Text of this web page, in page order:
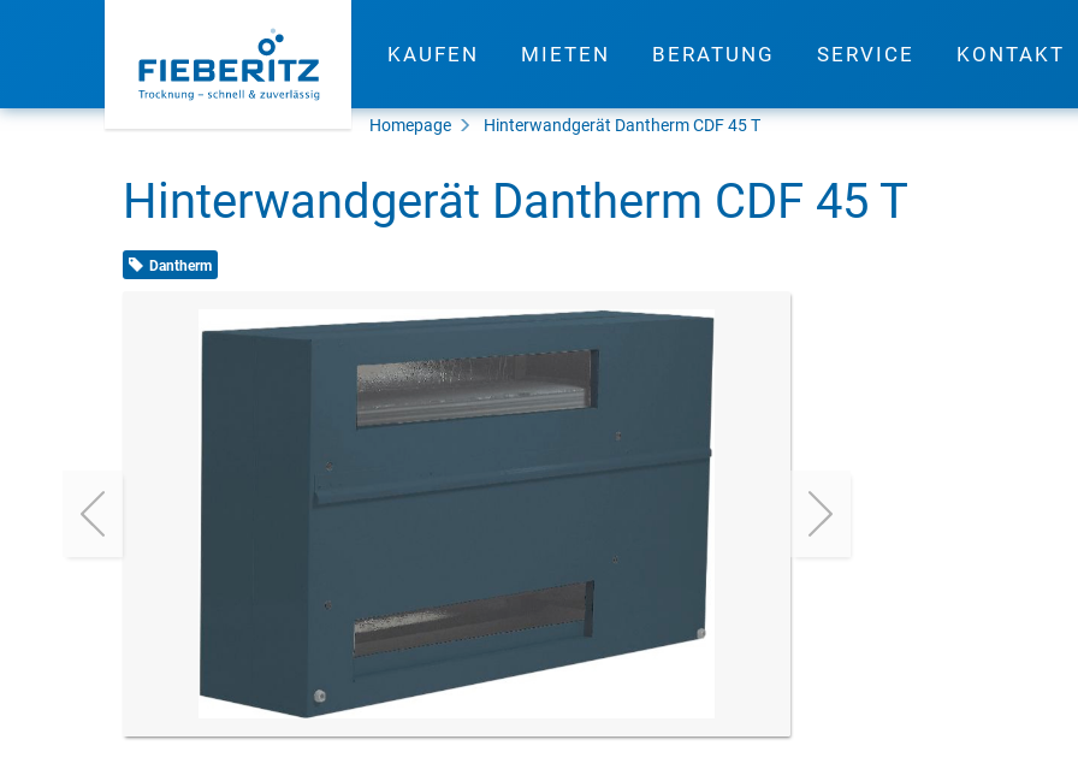
KAUFEN MIETEN BERATUNG SERVICE KONTAKT
Homepage Hinterwandgerät Dantherm CDF 45 T
Hinterwandgerät Dantherm CDF 45 T
Dantherm